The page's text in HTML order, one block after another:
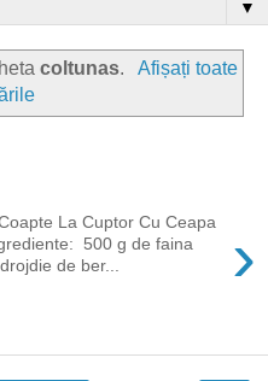
▼
coltunas.
Afișați toate
›
La Cuptor Cu Ceapa
500 g de faina
de ber...